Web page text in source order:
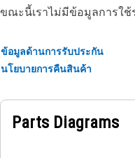
ขณะนี้เราไม่มีข้อมูลการใ
ข้อมูลด้านการรับประกัน
นโยบายการคืนสินค้า
Parts Diagrams